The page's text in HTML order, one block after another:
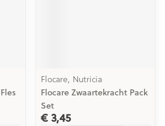
Flocare, Nutricia
Flocare Zwaartekracht Pack
Set
€ 3,45